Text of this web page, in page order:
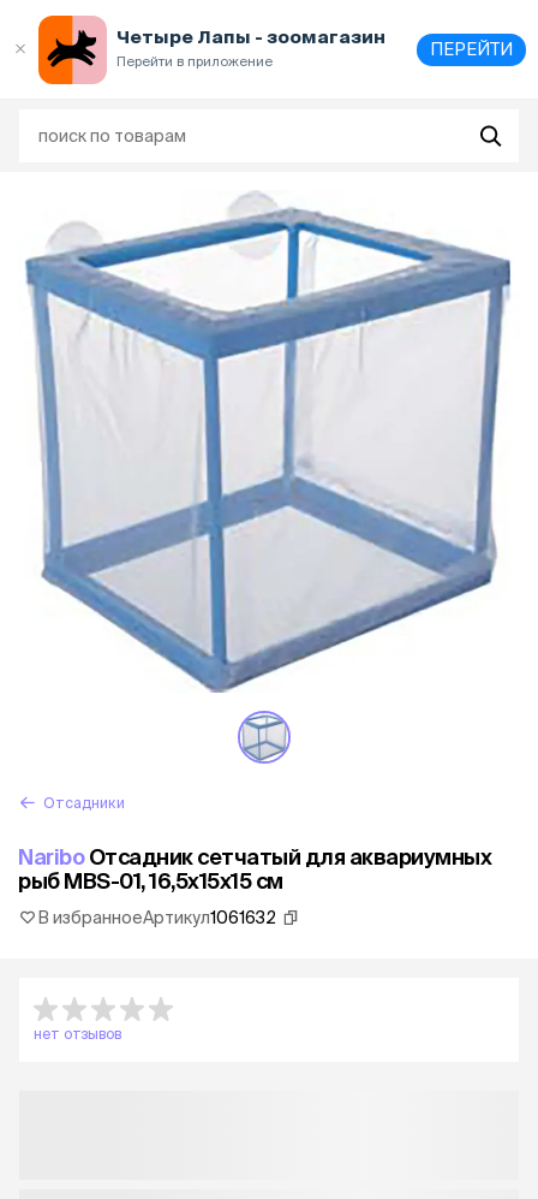
Четыре Лапы - зоомагазин
Перейти в приложение
ПЕРЕЙТИ
Отсадники
NariboОтсадник сетчатый для аквариумных
рыб MBS-01, 16,5x15x15 см
В избранноеАртикул1061632
нет отзывов